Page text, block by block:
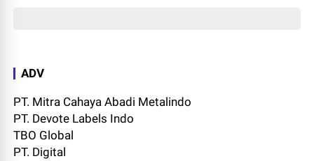
ADV
PT. Mitra Cahaya Abadi Metalindo
PT. Devote Labels Indo
TBO Global
PT. Digital